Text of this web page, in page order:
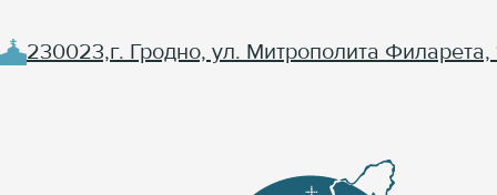
230023,г. Гродно, ул. Митрополита Филарета,